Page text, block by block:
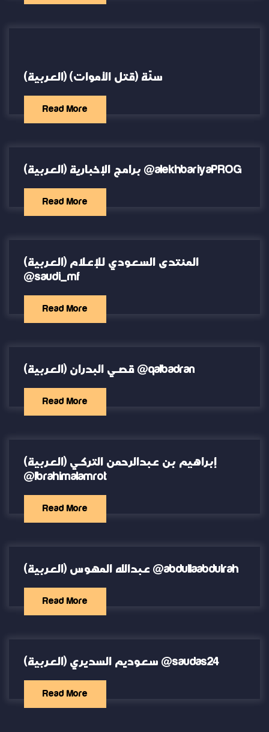
(العربية) سنّة (قتل الأموات)
Read More
(العربية) برامج الإخبارية @alekhbariyaPROG
Read More
(العربية) المنتدى السعودي للإعلام
@saudi_mf
Read More
(العربية) قصي البدران @qalbadran
Read More
(العربية) إبراهيم بن عبدالرحمن التركي
@Ibrahimalamrot
Read More
(العربية) عبدالله المهوس @abdullaabdulrah
Read More
(العربية) سعوديم السديري @saudas24
Read More